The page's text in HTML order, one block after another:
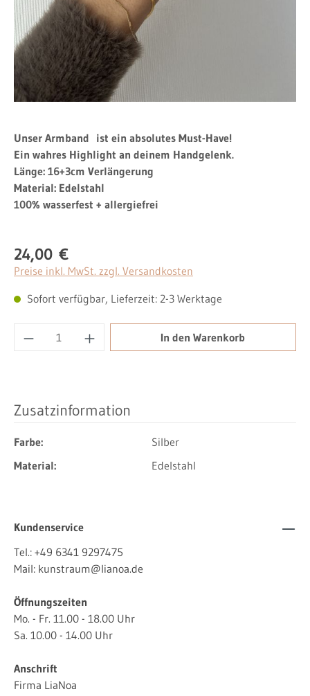
Unser Armband ist ein absolutes Must-Have!
Ein wahres Highlight an deinem Handgelenk.
Länge: 16+3cm Verlängerung
Material: Edelstahl
100% wasserfest + allergiefrei
Regulärer Preis:
24,00 €
Preise inkl. MwSt. zzgl. Versandkosten
Sofort verfügbar, Lieferzeit: 2-3 Werktage
Produkt Anzahl: Gib den gewünschten
In den Warenkorb
Zusatzinformation
Farbe:
Silber
Material:
Edelstahl
Kundenservice
Tel.: +49 6341 9297475
Mail: kunstraum@lianoa.de
Öffnungszeiten
Mo. - Fr. 11.00 - 18.00 Uhr
Sa. 10.00 - 14.00 Uhr
Anschrift
Firma LiaNoa